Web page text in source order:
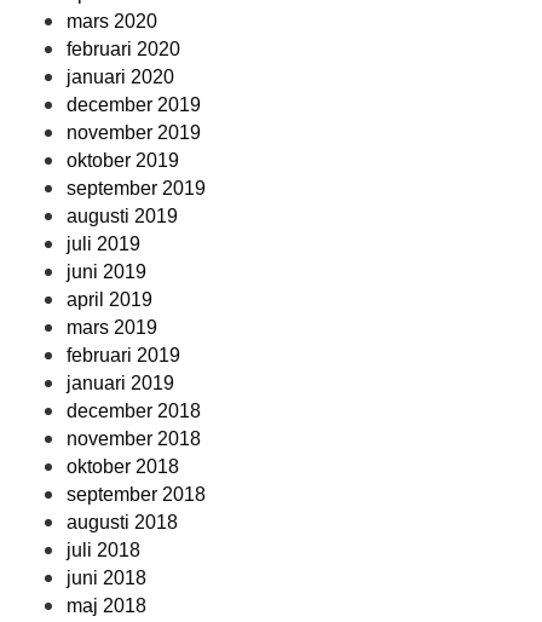
mars 2020
februari 2020
januari 2020
december 2019
november 2019
oktober 2019
september 2019
augusti 2019
juli 2019
juni 2019
april 2019
mars 2019
februari 2019
januari 2019
december 2018
november 2018
oktober 2018
september 2018
augusti 2018
juli 2018
juni 2018
maj 2018